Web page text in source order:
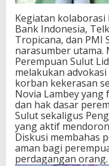
Kegiatan kolaborasi
Bank Indonesia,
Tropicana, dan PMI
narasumber utama.
Perempuan Sulut
melakukan
korban kekerasan
Novia Lambey yang
dan hak dasar
Sulut sekaligus
yang aktif
Diskusi membahas
aman bagi
perdagangan orang.